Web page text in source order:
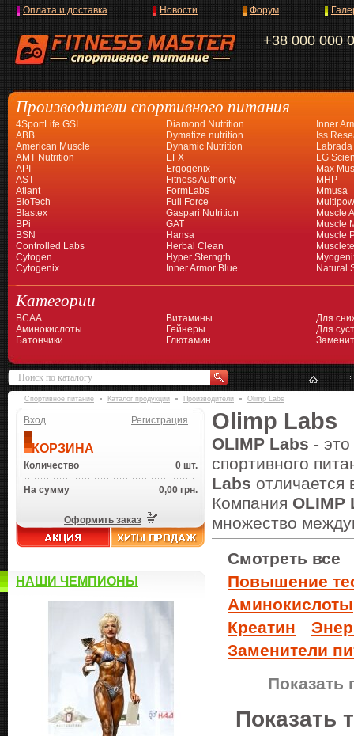
+38 000 000
Оплата и доставка Новости Форум
Производители спортивного питания
4SportLife GSI
ABB
American Muscle
AMT Nutrition
API
AST
Atlant
BioTech
Blastex
BPi
BSN
Controlled Labs
Cytogen
Cytogenix
Diamond Nutrition
Dymatize nutrition
Dynamic Nutrition
EFX
Ergogenix
Fitness Authority
FormLabs
Full Force
Gaspari Nutrition
GAT
Hansa
Herbal Clean
Hyper Sterngth
Inner Armor Blue
Inner
Iss
Labrada
LG
Max
MHP
Mmusa
Muscle
Muscle
Muscle
Natural
Категории
BCAA
Аминокислоты
Батончики
Витамины
Гейнеры
Глютамин
Для
Для
Спортивное питание Каталог продукции Производители Olimp Labs
Вход Регистрация
КОРЗИНА
Количество 0 шт.
На сумму 0,00 грн.
Оформить заказ
НАШИ ЧЕМПИОНЫ
Olimp Labs
OLIMP Labs -
спортивного
Labs
Компания OLIMP
множество
Смотреть все
Повышение
Аминокислоты
Креатин
Заменители
Показать
Показать